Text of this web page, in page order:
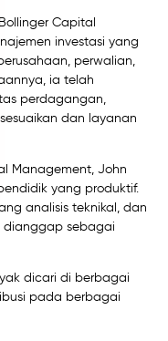
Capital
investasi yang
perwalian,
ia telah
perdagangan,
dan layanan
Management, John
yang produktif.
analisis teknikal, dan
dianggap sebagai
dicari di berbagai
pada berbagai